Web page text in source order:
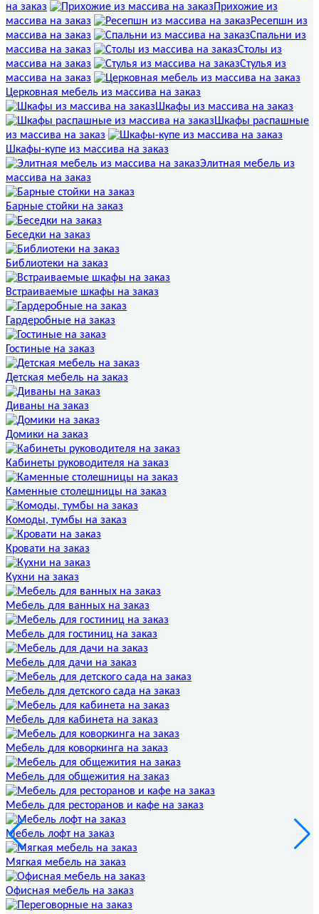
на заказ
Прихожие из
массива на заказ
Ресепшн из
массива на заказ
Спальни из
массива на заказ
Столы из
массива на заказ
Стулья из
массива на заказ
Церковная мебель из массива на заказ
Шкафы из массива на заказ
Шкафы распашные
из массива на заказ
Шкафы-купе из массива на заказ
Элитная мебель из
массива на заказ
Барные стойки на заказ
Беседки на заказ
Библиотеки на заказ
Встраиваемые шкафы на заказ
Гардеробные на заказ
Гостиные на заказ
Детская мебель на заказ
Диваны на заказ
Домики на заказ
Кабинеты руководителя на заказ
Каменные столешницы на заказ
Комоды, тумбы на заказ
Кровати на заказ
Кухни на заказ
Мебель для ванных на заказ
Мебель для гостиниц на заказ
Мебель для дачи на заказ
Мебель для детского сада на заказ
Мебель для кабинета на заказ
Мебель для коворкинга на заказ
Мебель для общежития на заказ
Мебель для ресторанов и кафе на заказ
Мебель лофт на заказ
Мягкая мебель на заказ
Офисная мебель на заказ